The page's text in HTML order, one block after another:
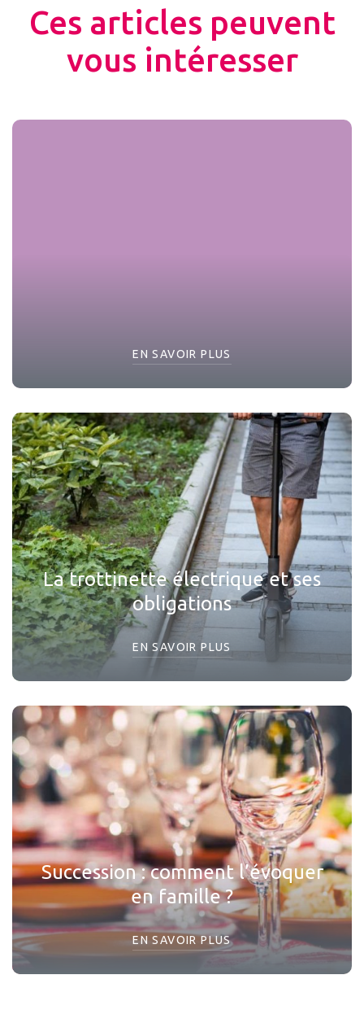
Ces articles peuvent
vous intéresser
EN SAVOIR PLUS
La trottinette électrique et ses
obligations
EN SAVOIR PLUS
Succession : comment l’évoquer
en famille ?
EN SAVOIR PLUS